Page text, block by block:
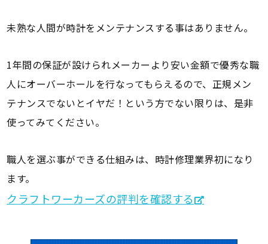
未熟な人間が時計をメンテナンスする事はありません。
1年間の保証が設けられメーカーより安い金額で優秀な職
人にオーバーホールを行なってもらえるので、正規メン
テナンスでないとイヤだ！という方でない限りは、是非
使ってみてください。
職人を選ぶ事ができる仕組みは、時計修理業界初になり
ます。
クラフトワーカーズの評判を確認する